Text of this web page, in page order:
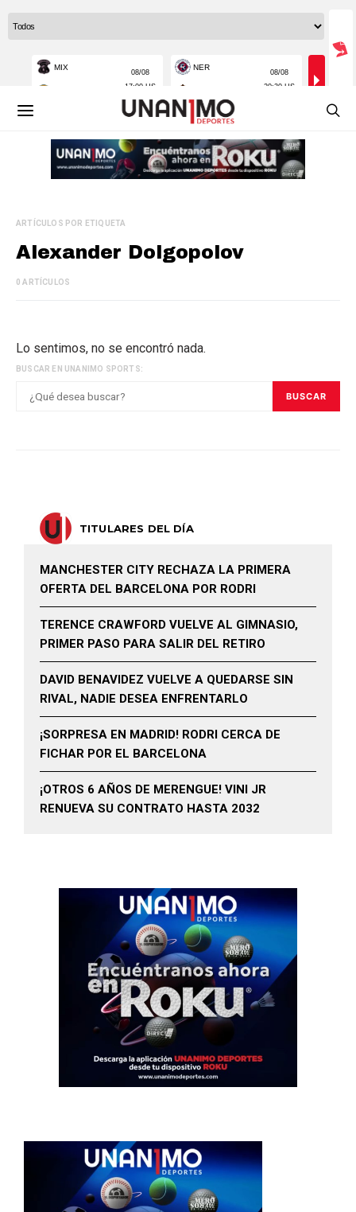
ARTÍCULOS POR ETIQUETA
Alexander Dolgopolov
0 ARTÍCULOS
Lo sentimos, no se encontró nada.
BUSCAR EN UNANIMO SPORTS:
BUSCAR
TITULARES DEL DÍA
MANCHESTER CITY RECHAZA LA PRIMERA
OFERTA DEL BARCELONA POR RODRI
TERENCE CRAWFORD VUELVE AL GIMNASIO,
PRIMER PASO PARA SALIR DEL RETIRO
DAVID BENAVIDEZ VUELVE A QUEDARSE SIN
RIVAL, NADIE DESEA ENFRENTARLO
¡SORPRESA EN MADRID! RODRI CERCA DE
FICHAR POR EL BARCELONA
¡OTROS 6 AÑOS DE MERENGUE! VINI JR
RENUEVA SU CONTRATO HASTA 2032